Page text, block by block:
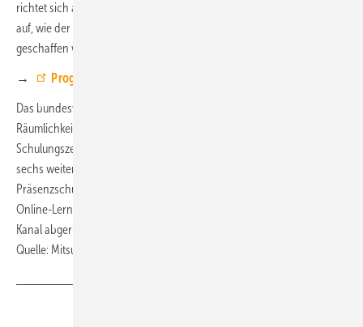
richtet sich an Führungskräfte und Projektverantwortliche und zeigt
auf, wie der Alltag entlastet und Freiräume für Kernaufgaben
geschaffen werden können.
→ Programm und Anmeldung
Das bundesweite Trainingsnetzwerk umfasst eigene, voll ausgestattete
Räumlichkeiten in Ratingen, Stuttgart und das vollständig erneuerte
Schulungszentrum in Hamburg. Ergänzt wird dieses Angebot durch
sechs weitere Standorte in Hotels. Die Mischung aus Online- und
Präsenzschulungen wird durch die MELSmart E-Learning-Plattform für
Online-Lernmöglichkeiten und Installationsfilme auf dem YouTube-
Kanal abgerundet. ■
Quelle: Mitsubishi Electric / fl